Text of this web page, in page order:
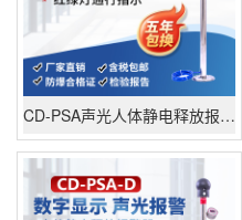
CD-PSA声光人体静电释放报警器